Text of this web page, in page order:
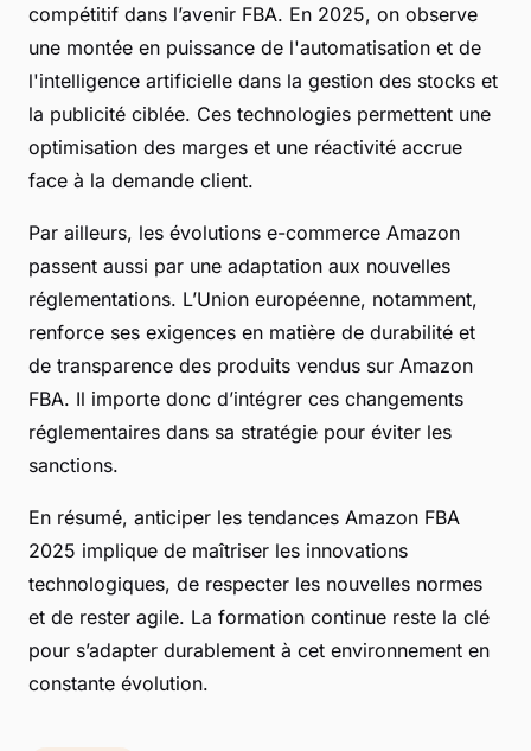
compétitif dans l’avenir FBA. En 2025, on observe
une montée en puissance de l'automatisation et de
l'intelligence artificielle dans la gestion des stocks et
la publicité ciblée. Ces technologies permettent une
optimisation des marges et une réactivité accrue
face à la demande client.
Par ailleurs, les évolutions e-commerce Amazon
passent aussi par une adaptation aux nouvelles
réglementations. L’Union européenne, notamment,
renforce ses exigences en matière de durabilité et
de transparence des produits vendus sur Amazon
FBA. Il importe donc d’intégrer ces changements
réglementaires dans sa stratégie pour éviter les
sanctions.
En résumé, anticiper les tendances Amazon FBA
2025 implique de maîtriser les innovations
technologiques, de respecter les nouvelles normes
et de rester agile. La formation continue reste la clé
pour s’adapter durablement à cet environnement en
constante évolution.